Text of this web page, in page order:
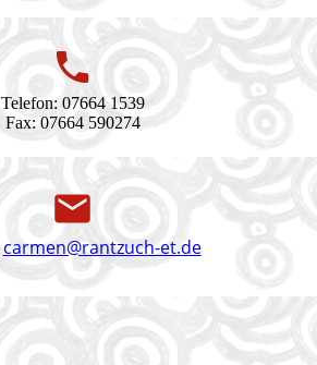
Telefon: 07664 1539
Fax: 07664 590274
carmen@rantzuch-et.de